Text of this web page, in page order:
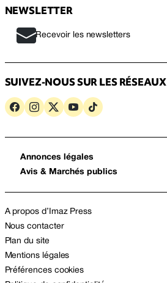
NEWSLETTER
Recevoir les newsletters
SUIVEZ-NOUS SUR LES RÉSEAUX
Annonces légales
Avis & Marchés publics
A propos d’Imaz Press
Nous contacter
Plan du site
Mentions légales
Préférences cookies